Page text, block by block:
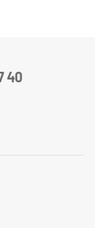
40